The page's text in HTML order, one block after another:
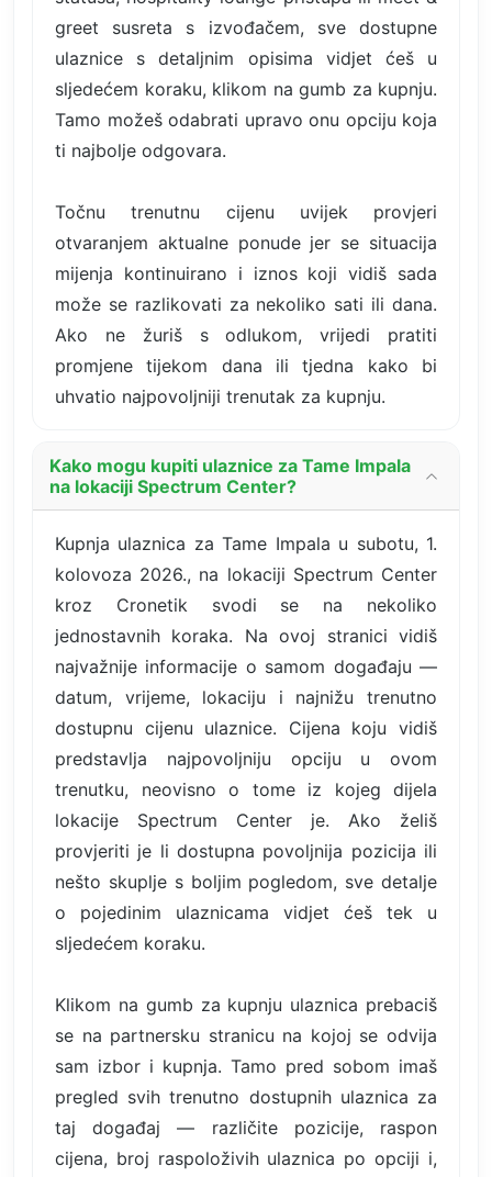
greet susreta s izvođačem, sve dostupne
ulaznice s detaljnim opisima vidjet ćeš u
sljedećem koraku, klikom na gumb za kupnju.
Tamo možeš odabrati upravo onu opciju koja
ti najbolje odgovara.
Točnu trenutnu cijenu uvijek provjeri
otvaranjem aktualne ponude jer se situacija
mijenja kontinuirano i iznos koji vidiš sada
može se razlikovati za nekoliko sati ili dana.
Ako ne žuriš s odlukom, vrijedi pratiti
promjene tijekom dana ili tjedna kako bi
uhvatio najpovoljniji trenutak za kupnju.
Kako mogu kupiti ulaznice za Tame Impala
na lokaciji Spectrum Center?
Kupnja ulaznica za Tame Impala u subotu, 1.
kolovoza 2026., na lokaciji Spectrum Center
kroz Cronetik svodi se na nekoliko
jednostavnih koraka. Na ovoj stranici vidiš
najvažnije informacije o samom događaju —
datum, vrijeme, lokaciju i najnižu trenutno
dostupnu cijenu ulaznice. Cijena koju vidiš
predstavlja najpovoljniju opciju u ovom
trenutku, neovisno o tome iz kojeg dijela
lokacije Spectrum Center je. Ako želiš
provjeriti je li dostupna povoljnija pozicija ili
nešto skuplje s boljim pogledom, sve detalje
o pojedinim ulaznicama vidjet ćeš tek u
sljedećem koraku.
Klikom na gumb za kupnju ulaznica prebaciš
se na partnersku stranicu na kojoj se odvija
sam izbor i kupnja. Tamo pred sobom imaš
pregled svih trenutno dostupnih ulaznica za
taj događaj — različite pozicije, raspon
cijena, broj raspoloživih ulaznica po opciji i,